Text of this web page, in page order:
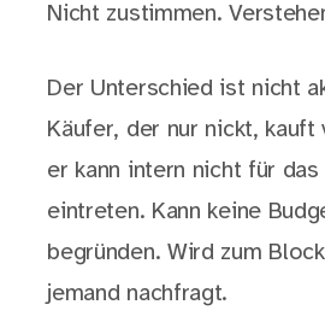
Nicht zustimmen.
Der Unterschied ist nicht
Käufer, der nur nickt,
er kann intern nicht für
eintreten. Kann keine
begründen. Wird zum
jemand nachfragt.